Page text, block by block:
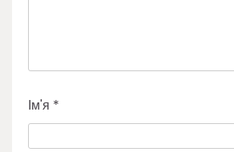
Ім'я *